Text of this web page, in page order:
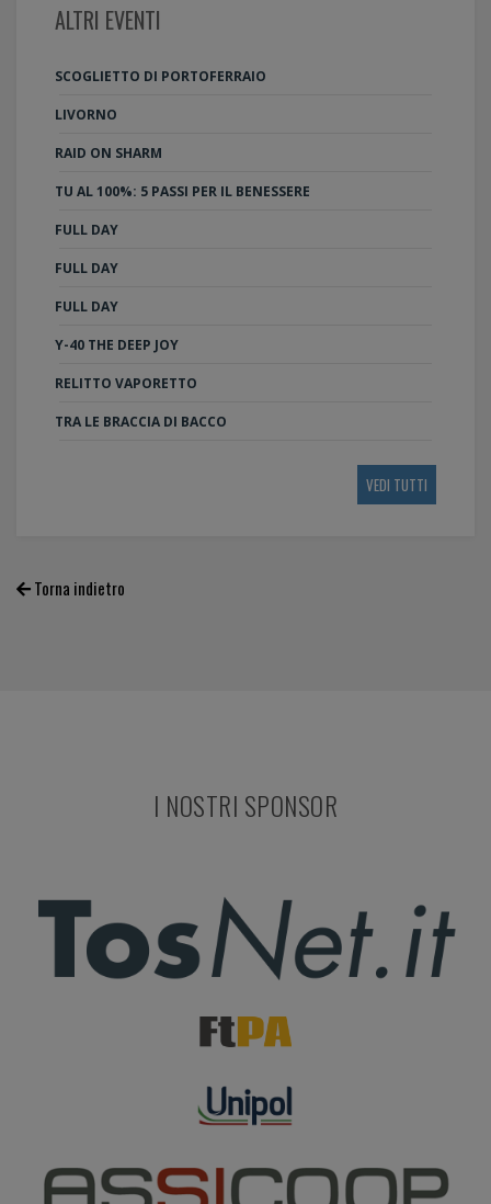
ALTRI EVENTI
SCOGLIETTO DI PORTOFERRAIO
LIVORNO
RAID ON SHARM
TU AL 100%: 5 PASSI PER IL BENESSERE
FULL DAY
FULL DAY
FULL DAY
Y-40 THE DEEP JOY
RELITTO VAPORETTO
TRA LE BRACCIA DI BACCO
VEDI TUTTI
Torna indietro
I NOSTRI SPONSOR